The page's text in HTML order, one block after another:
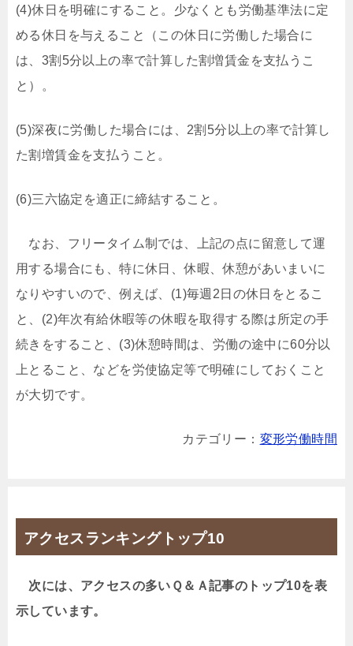
(4)休日を明確にすること。少なくとも労働基準法に定
める休日を与えること（この休日に労働した場合に
は、3割5分以上の率で計算した割増賃金を支払うこ
と）。
(5)深夜に労働した場合には、2割5分以上の率で計算し
た割増賃金を支払うこと。
(6)三六協定を適正に締結すること。
なお、フリータイム制では、上記の点に留意して運
用する場合にも、特に休日、休暇、休憩があいまいに
なりやすいので、例えば、(1)毎週2日の休日をとるこ
と、(2)年次有給休暇等の休暇を取得する際は所定の手
続きをすること、(3)休憩時間は、労働の途中に60分以
上とること、などを労使協定等で明確にしておくこと
が大切です。
カテゴリー： 変形労働時間
アクセスランキングトップ10
次には、アクセスの多いＱ＆Ａ記事のトップ10を表
示しています。